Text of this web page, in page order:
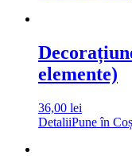
elemente)
36,00 lei
DetaliiPune în Coș